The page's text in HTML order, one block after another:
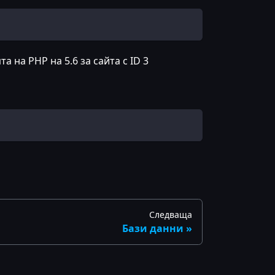
PHP на 5.6 за сайта с ID 3
Следваща
Бази данни